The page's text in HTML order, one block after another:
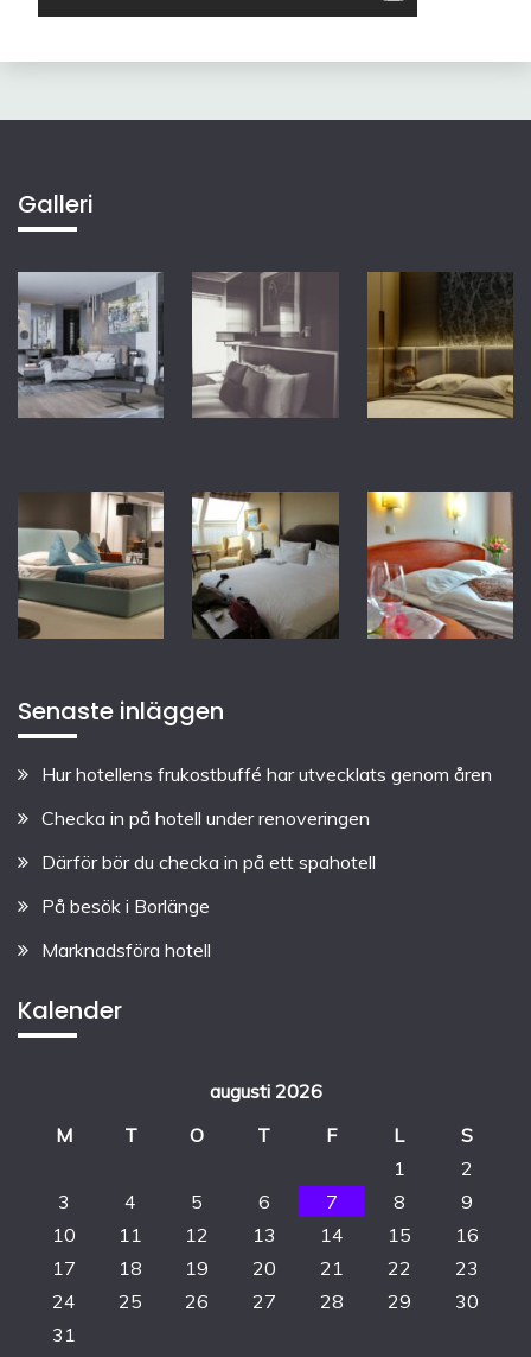
Galleri
Senaste inläggen
Hur hotellens frukostbuffé har utvecklats genom åren
Checka in på hotell under renoveringen
Därför bör du checka in på ett spahotell
På besök i Borlänge
Marknadsföra hotell
Kalender
augusti 2026
M
T O T F L
S
1
2
3
4 5 6 7 8
9
10
11 12 13 14 15
16
17
18 19 20 21 22
23
24
25 26 27 28 29
30
31